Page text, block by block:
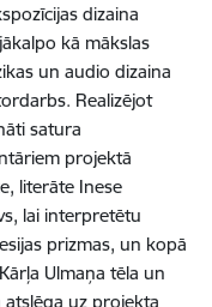
dizaina
kā mākslas
un audio dizaina
Realizējot
satura
projektā
literāte Inese
lai interpretētu
prizmas, un kopā
Ulmaņa tēla un
atslēga uz projekta